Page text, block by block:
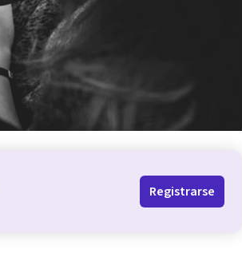
Registrarse